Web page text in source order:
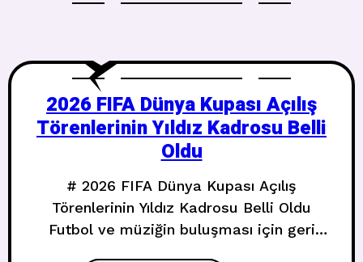
2026 FIFA Dünya Kupası Açılış
Törenlerinin Yıldız Kadrosu Belli
Oldu
# 2026 FIFA Dünya Kupası Açılış
Törenlerinin Yıldız Kadrosu Belli Oldu
Futbol ve müziğin buluşması için geri